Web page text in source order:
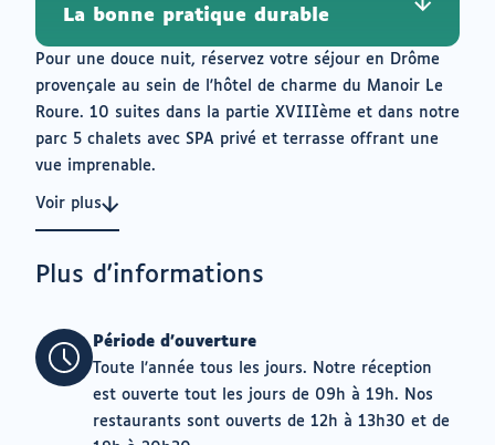
La bonne pratique durable
Pour une douce nuit, réservez votre séjour en Drôme
provençale au sein de l'hôtel de charme du Manoir Le
Roure. 10 suites dans la partie XVIIIème et dans notre
parc 5 chalets avec SPA privé et terrasse offrant une
vue imprenable.
Voir plus
Plus d'informations
Période d'ouverture
Toute l'année tous les jours. Notre réception
est ouverte tout les jours de 09h à 19h. Nos
restaurants sont ouverts de 12h à 13h30 et de